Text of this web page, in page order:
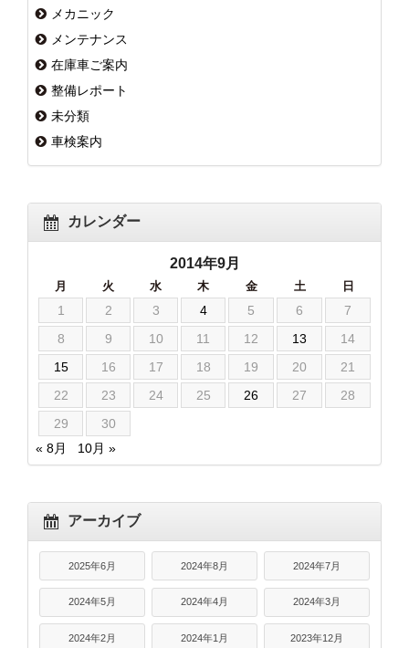
メカニック
メンテナンス
在庫車ご案内
整備レポート
未分類
車検案内
カレンダー
2014年9月
月 火 水 木 金 土 日
1 2 3 4 5 6
7
8
9 10 11 12 13
14
15
16 17 18 19 20
21
22
23 24 25 26 27
28
29
30
« 8月
10月 »
アーカイブ
2025年6月 2024年8月 2024年7月
2024年5月 2024年4月 2024年3月
2024年2月 2024年1月 2023年12月